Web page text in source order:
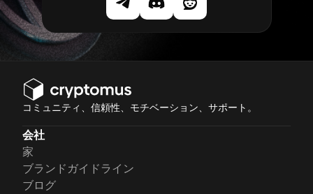
コミュニティ、信頼性、モチベーション、サポート。
会社
家
ブランドガイドライン
ブログ